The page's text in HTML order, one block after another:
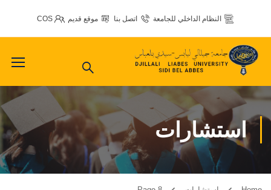
النظام الداخلي للجامعة اتصل بنا موقع قديم COS
استشارات